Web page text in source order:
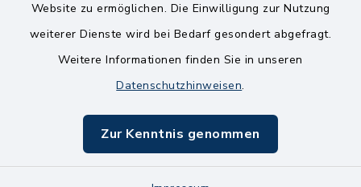
Website zu ermöglichen. Die Einwilligung zur Nutzung
weiterer Dienste wird bei Bedarf gesondert abgefragt.
Weitere Informationen finden Sie in unseren
Datenschutzhinweisen.
Zur Kenntnis genommen
Barrierefreiheit
Impressum